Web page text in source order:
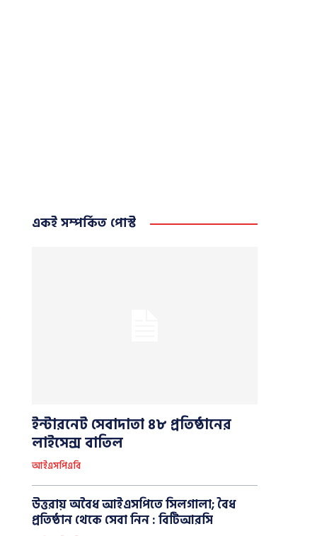
একই সম্পর্কিত পোস্ট
ইন্টারনেট সেবাদাতা ৪৮ প্রতিষ্ঠানের
লাইসেন্স বাতিল
আইএসপিএবি
উত্তরায় অবৈধ আইএসপিতে সিলগালা; বৈধ
প্রতিষ্ঠান থেকে সেবা নিন : বিটিআরসি